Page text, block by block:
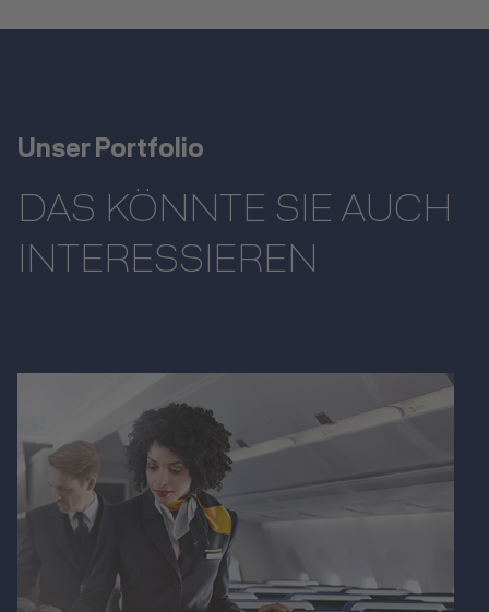
Unser Portfolio
DAS KÖNNTE SIE AUCH
INTERESSIEREN